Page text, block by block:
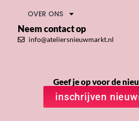
OVER ONS
Neem contact op
info@ateliersnieuwmarkt.nl
Geef je op voor de
inschrijven